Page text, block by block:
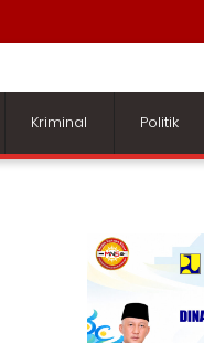
Kriminal Politik